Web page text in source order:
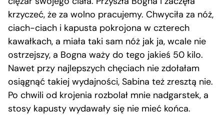
krzyczeć, że za wolno pracujemy. Chwyciła za nóż,
ciach-ciach i kapusta pokrojona w czterech
kawałkach, a miała taki sam nóż jak ja, wcale nie
ostrzejszy, a Bogna waży do tego jakieś 50 kilo.
Nawet przy najlepszych chęciach nie zdołałam
osiągnąć takiej wydajności, Sabina też zresztą nie.
Po chwili od krojenia rozbolał mnie nadgarstek, a
stosy kapusty wydawały się nie mieć końca.